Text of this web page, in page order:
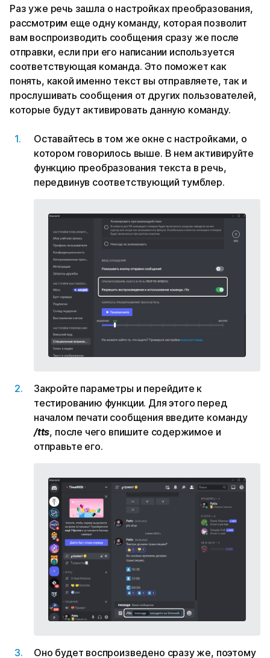
Раз уже речь зашла о настройках преобразования,
рассмотрим еще одну команду, которая позволит
вам воспроизводить сообщения сразу же после
отправки, если при его написании используется
соответствующая команда. Это поможет как
понять, какой именно текст вы отправляете, так и
прослушивать сообщения от других пользователей,
которые будут активировать данную команду.
Оставайтесь в том же окне с настройками, о
котором говорилось выше. В нем активируйте
функцию преобразования текста в речь,
передвинув соответствующий тумблер.
Закройте параметры и перейдите к
тестированию функции. Для этого перед
началом печати сообщения введите команду
/tts, после чего впишите содержимое и
отправьте его.
Оно будет воспроизведено сразу же, поэтому